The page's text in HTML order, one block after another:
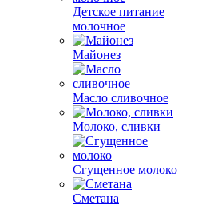
Детское питание
молочное
Майонез
Масло сливочное
Молоко, сливки
Сгущенное молоко
Сметана